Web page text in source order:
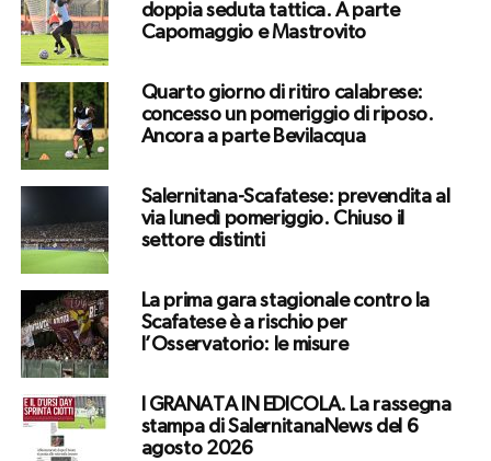
doppia seduta tattica. A parte
Capomaggio e Mastrovito
Quarto giorno di ritiro calabrese:
concesso un pomeriggio di riposo.
Ancora a parte Bevilacqua
Salernitana-Scafatese: prevendita al
via lunedì pomeriggio. Chiuso il
settore distinti
La prima gara stagionale contro la
Scafatese è a rischio per
l’Osservatorio: le misure
I GRANATA IN EDICOLA. La rassegna
stampa di SalernitanaNews del 6
agosto 2026